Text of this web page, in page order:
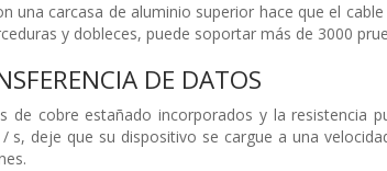
una carcasa de aluminio superior hace que el
y dobleces, puede soportar más de 3000
DE DATOS
de cobre estañado incorporados y la resistencia
s, deje que su dispositivo se cargue a una